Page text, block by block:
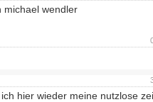
michael wendler
hier wieder meine nutzlose